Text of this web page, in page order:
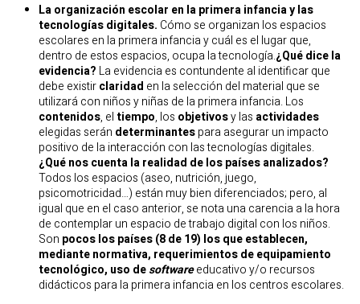
La organización escolar en la primera infancia y las
tecnologías digitales. Cómo se organizan los espacios
escolares en la primera infancia y cuál es el lugar que,
dentro de estos espacios, ocupa la tecnología.¿Qué dice la
evidencia? La evidencia es contundente al identificar que
debe existirclaridad en la selección del material que se
utilizará con niños y niñas de la primera infancia. Los
contenidos, eltiempo, los objetivosy las actividades
elegidas serán determinantespara asegurar un impacto
positivo de la interacción con las tecnologías digitales.
¿Qué nos cuenta la realidad de los países analizados?
Todos los espacios (aseo, nutrición, juego,
psicomotricidad…) están muy bien diferenciados; pero, al
igual que en el caso anterior, se nota una carencia a la hora
de contemplar un espacio de trabajo digital con los niños.
Son pocos los países (8 de 19) los que establecen,
mediante normativa, requerimientos de equipamiento
tecnológico, uso desoftwareeducativo y/o recursos
didácticos para la primera infancia en los centros escolares.